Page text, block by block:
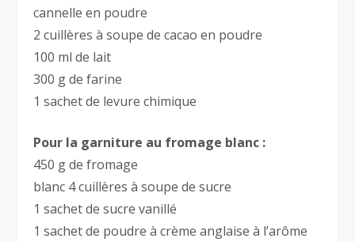
cannelle en poudre
2 cuillères à soupe de cacao en poudre
100 ml de lait
300 g de farine
1 sachet de levure chimique
Pour la garniture au fromage blanc :
450 g de fromage
blanc 4 cuillères à soupe de sucre
1 sachet de sucre vanillé
1 sachet de poudre à crème anglaise à l’arôme